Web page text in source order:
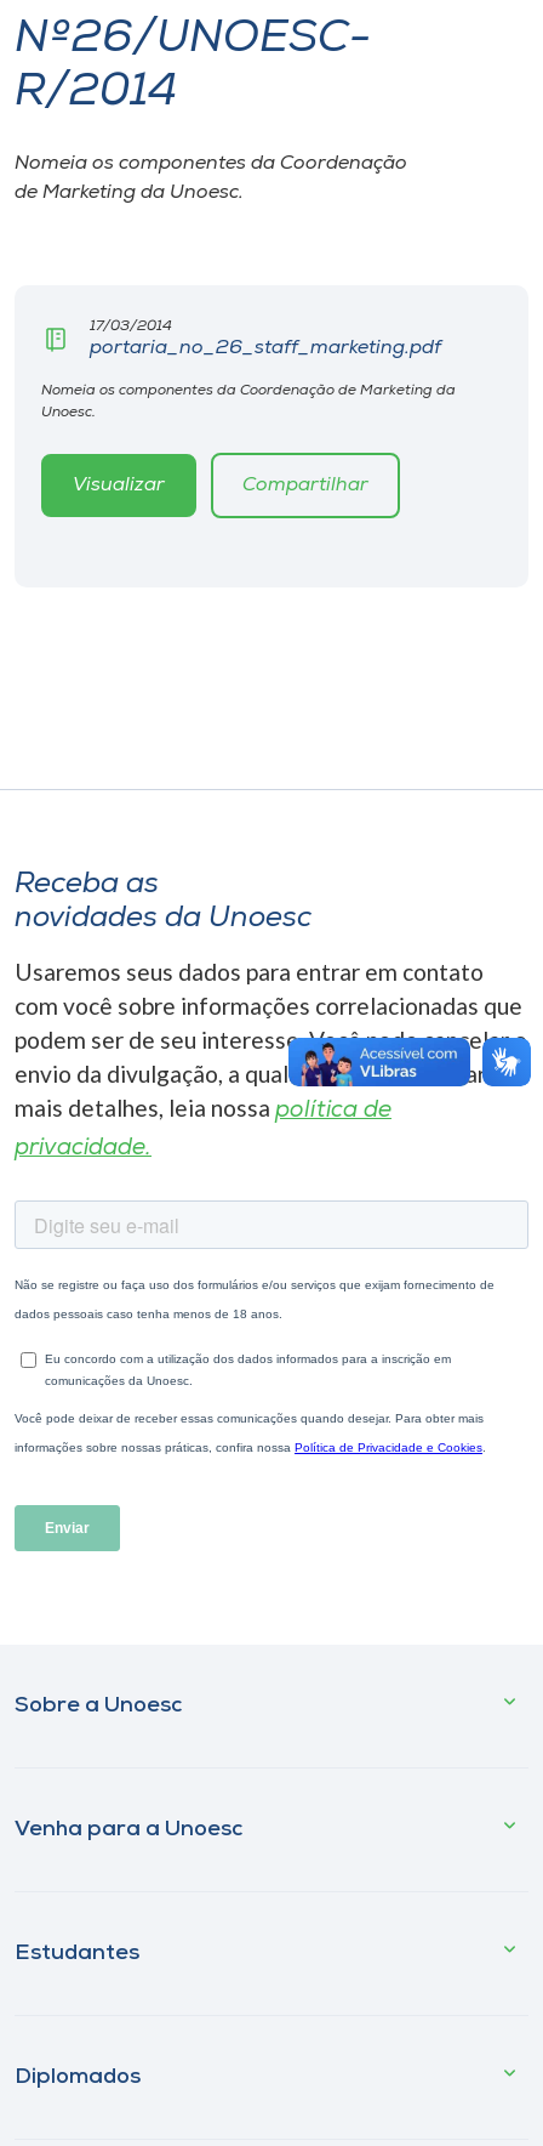
I.nova
Cultura
Biblioteca
Editora
Rádio
o idioma
A-
Nº26/UNOESC-
R/2014
Nomeia os componentes da Coordenação
de Marketing da Unoesc.
17/03/2014
portaria_no_26_staff_marketing.pdf
Nomeia os componentes da Coordenação de Marketing da
Unoesc.
Visualizar Compartilhar
Receba as
novidades da Unoesc
Usaremos seus dados para entrar em contato
com você sobre informações correlacionadas que
podem ser de seu interesse. Você pode cancelar o
envio da divulgação, a qualquer momento. Para
mais detalhes, leia nossa política de
privacidade.
Sobre a Unoesc
Venha para a Unoesc
Estudantes
Diplomados